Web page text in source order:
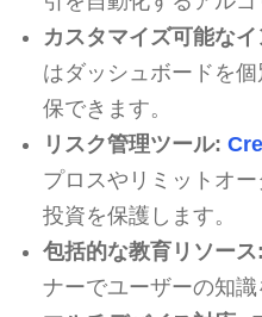
カスタマイズ可能な
はダッシュボードを
保できます。
リスク管理ツール:
プロスやリミットオー
投資を保護します。
包括的な教育リソース:
ナーでユーザーの知識